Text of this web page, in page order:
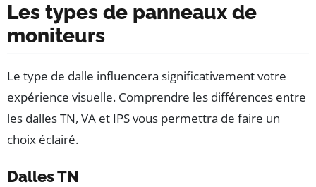
Les types de panneaux de
moniteurs
Le type de dalle influencera significativement votre
expérience visuelle. Comprendre les différences entre
les dalles TN, VA et IPS vous permettra de faire un
choix éclairé.
Dalles TN